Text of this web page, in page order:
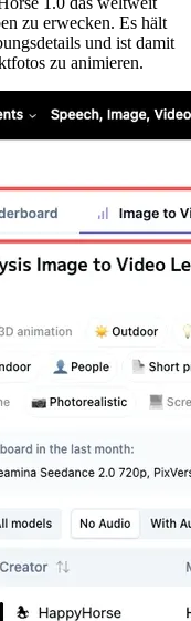
zu erwecken. Es hält
und ist damit
zu animieren.